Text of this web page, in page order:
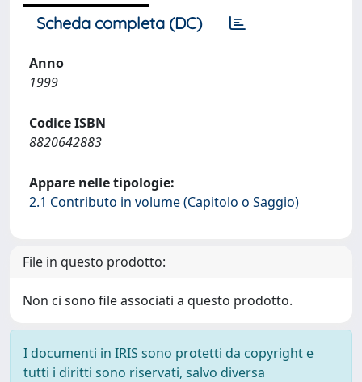
Scheda completa (DC)
Anno
1999
Codice ISBN
8820642883
Appare nelle tipologie:
2.1 Contributo in volume (Capitolo o Saggio)
File in questo prodotto:
Non ci sono file associati a questo prodotto.
I documenti in IRIS sono protetti da copyright e
tutti i diritti sono riservati, salvo diversa